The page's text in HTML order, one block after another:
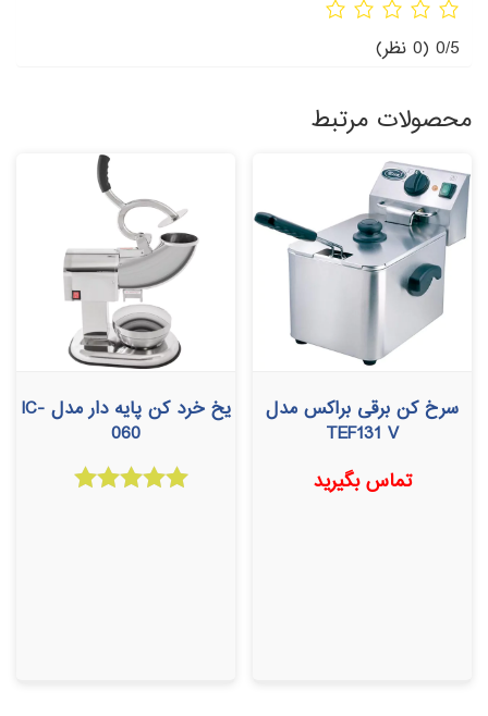
0/5 (0 نظر)
محصولات مرتبط
سرخ کن برقی براکس مدل
TEF131 V
تماس بگیرید
یخ خرد کن پایه دار مدل IC-
060